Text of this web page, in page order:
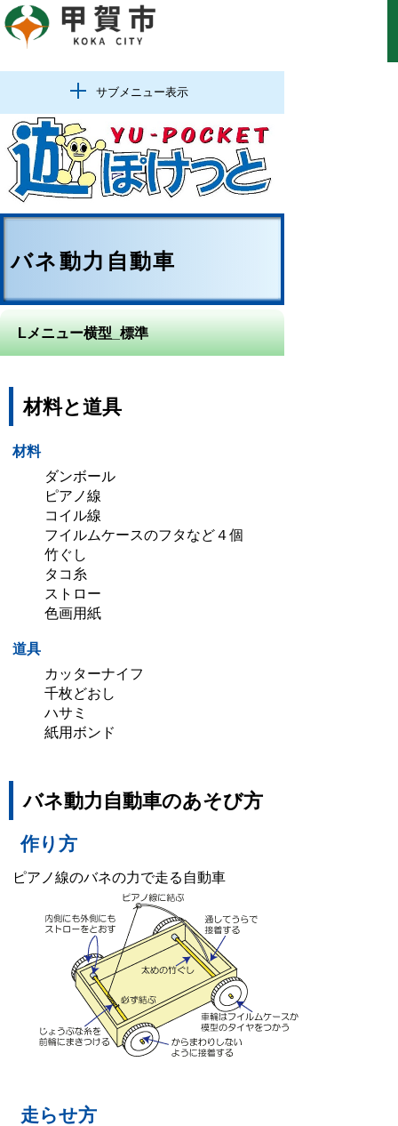
サブメニュー表示
バネ動力自動車
Lメニュー横型_標準
材料と道具
材料
ダンボール
ピアノ線
コイル線
フイルムケースのフタなど４個
竹ぐし
タコ糸
ストロー
色画用紙
道具
カッターナイフ
千枚どおし
ハサミ
紙用ボンド
バネ動力自動車のあそび方
作り方
ピアノ線のバネの力で走る自動車
走らせ方